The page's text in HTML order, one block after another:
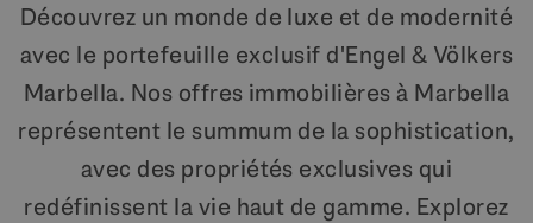
Découvrez un monde de luxe et de modernité
avec le portefeuille exclusif d'Engel & Völkers
Marbella. Nos offres immobilières à Marbella
représentent le summum de la sophistication,
avec des propriétés exclusives qui
redéfinissent la vie haut de gamme. Explorez